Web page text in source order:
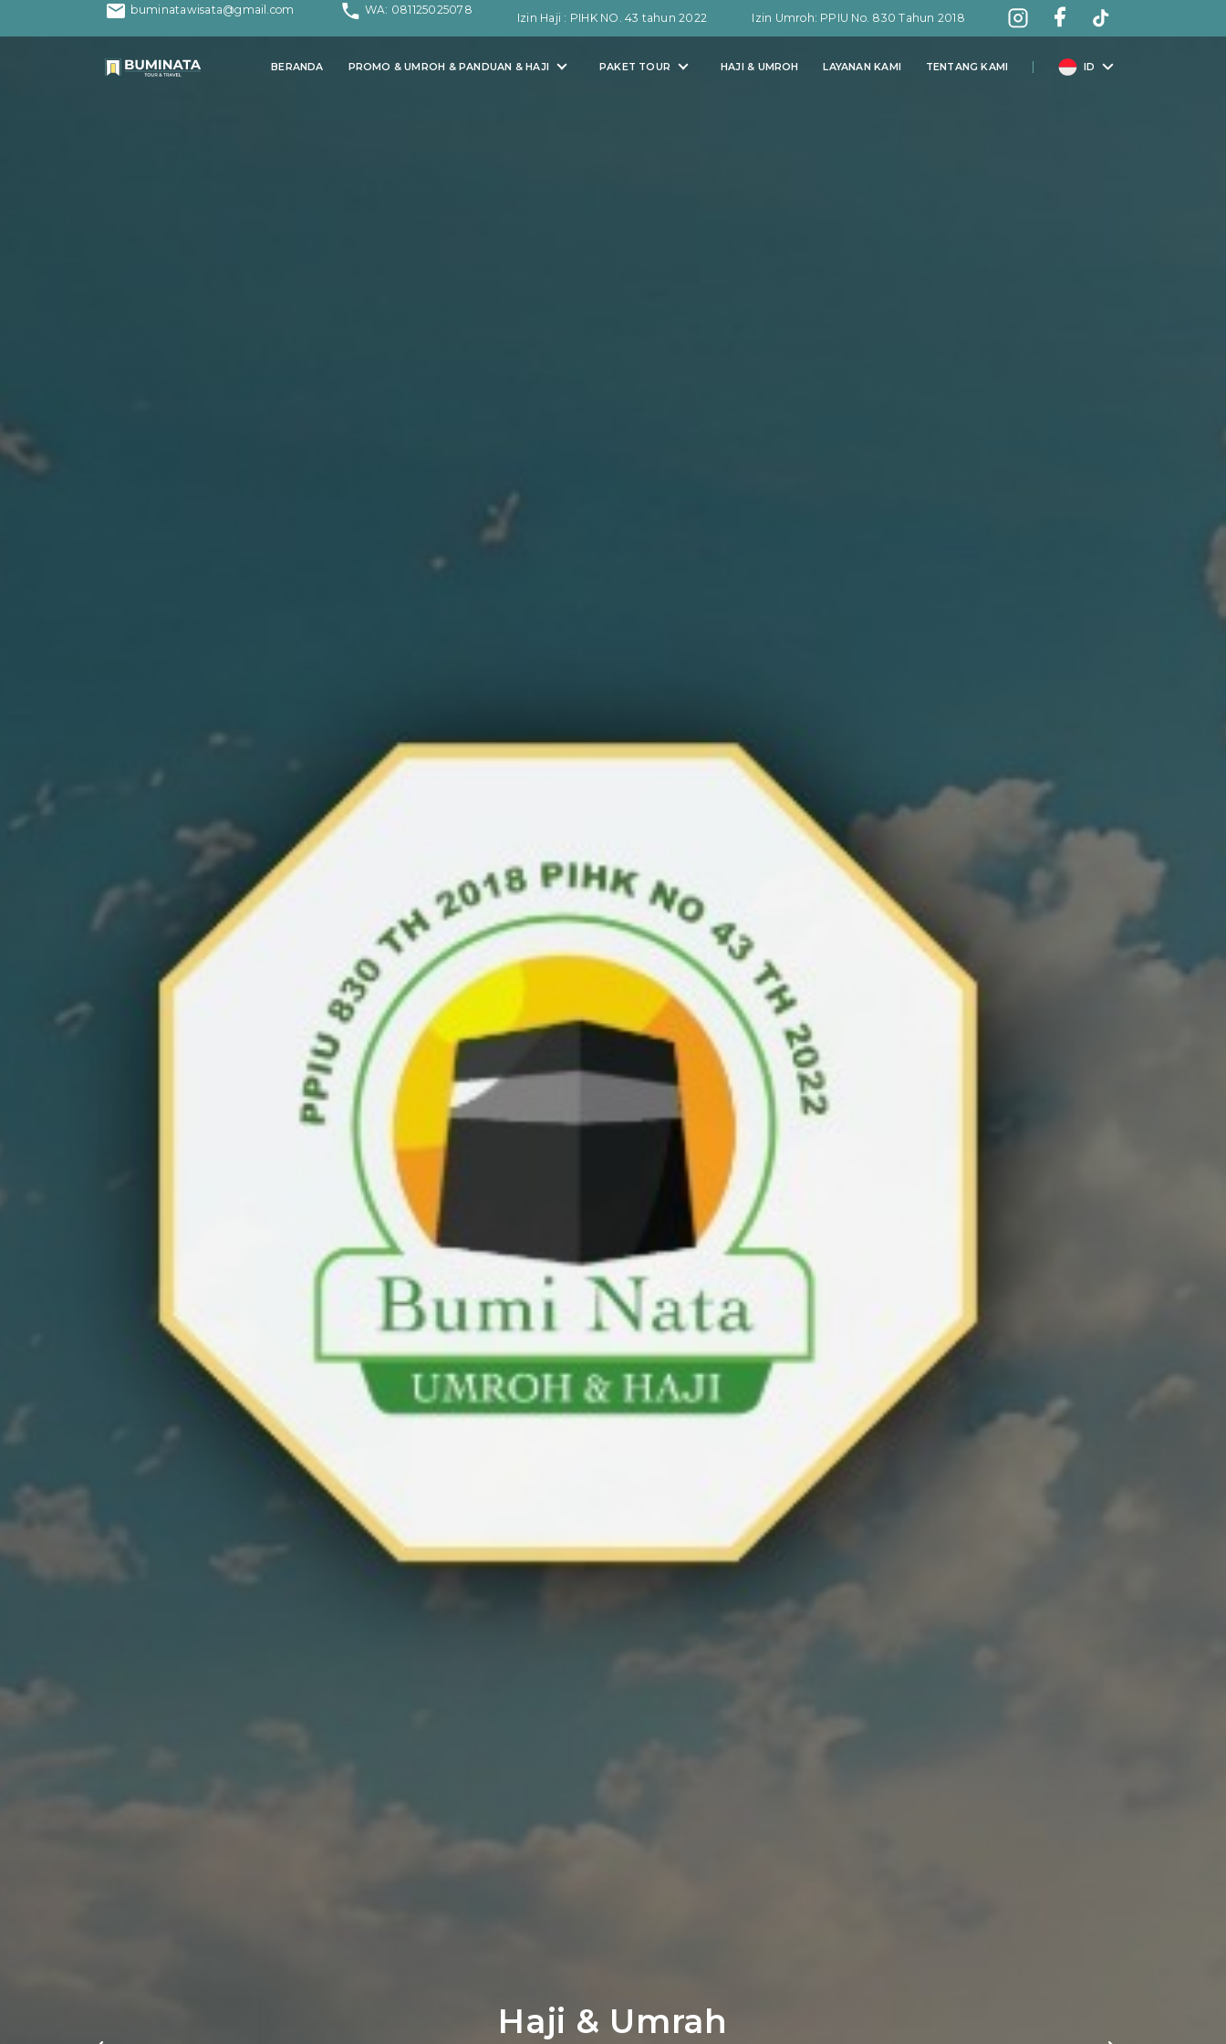
buminatawisata@gmail.com WA: 081125025078
Izin Haji : PIHK NO. 43 tahun 2022 Izin Umroh: PPIU No. 830 Tahun 2018
BERANDA PROMO & UMROH & PANDUAN & HAJI PAKET TOUR HAJI & UMROH LAYANAN KAMI TENTANG KAMI ID
Haji & Umrah